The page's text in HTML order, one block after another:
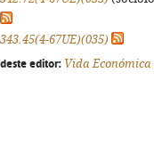
343.45(4-67UE)(035)
deste editor: Vida Económica